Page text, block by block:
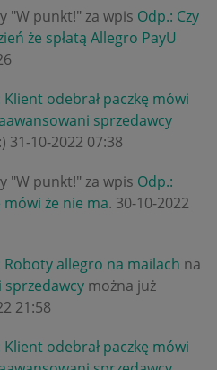
"W punkt!" za wpis Odp.: Czy
że spłatą Allegro PayU
Klient odebrał paczkę mówi
sprzedawcy
‎31-10-2022 07:38
"W punkt!" za wpis Odp.:
mówi że nie ma. ‎30-10-2022
Roboty allegro na mailach na
sprzedawcy można już
21:58
Klient odebrał paczkę mówi